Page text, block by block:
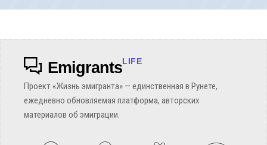
EmigrantsLIFE
Проект «Жизнь эмигранта» — единственная в Рунете,
ежедневно обновляемая платформа, авторских
материалов об эмиграции.